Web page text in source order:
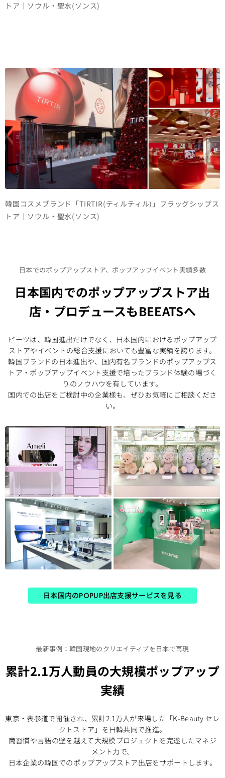
トア｜ソウル・聖水(ソンス)
韓国コスメブランド「TIRTIR(ティルティル)」フラッグシップス
トア｜ソウル・聖水(ソンス)
日本でのポップアップストア、ポップアップイベント実績多数
日本国内でのポップアップストア出
店・プロデュースもBEEATSへ
ビーツは、韓国進出だけでなく、日本国内におけるポップアップ
ストアやイベントの総合支援においても豊富な実績を誇ります。
韓国ブランドの日本進出や、国内有名ブランドのポップアップス
トア・ポップアップイベント支援で培ったブランド体験の場づく
りのノウハウを有しています。
国内での出店をご検討中の企業様も、ぜひお気軽にご相談くださ
い。
日本国内のPOPUP出店支援サービスを見る
最新事例：韓国現地のクリエイティブを日本で再現​
累計2.1万人動員の大規模ポップアップ
実績​
東京・表参道で開催され、累計2.1万人が来場した「K-Beauty セレ
クトストア」を日韓共同で推進。
商習慣や言語の壁を越えて大規模プロジェクトを完遂したマネジ
メント力で、
日本企業の韓国でのポップアップストア出店をサポートします。​